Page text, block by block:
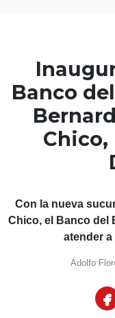
Banco
Chico,
Con la nueva
Chico, el Banco del
atender
Adolfo